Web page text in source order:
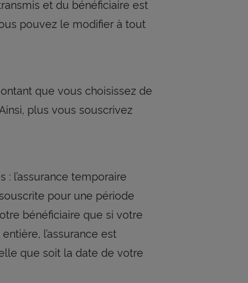
et du bénéficiaire est
pouvez le modifier à tout
que vous choisissez de
plus vous souscrivez
l’assurance temporaire
pour une période
bénéficiaire que si votre
l’assurance est
que soit la date de votre